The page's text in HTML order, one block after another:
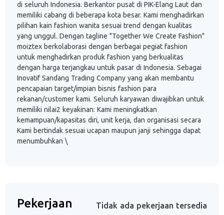
di seluruh Indonesia. Berkantor pusat di PIK-Elang Laut dan
memiliki cabang di beberapa kota besar. Kami menghadirkan
pilihan kain fashion wanita sesuai trend dengan kualitas
yang unggul. Dengan tagline "Together We Create Fashion"
moiztex berkolaborasi dengan berbagai pegiat fashion
untuk menghadirkan produk fashion yang berkualitas
dengan harga terjangkau untuk pasar di Indonesia. Sebagai
Inovatif Sandang Trading Company yang akan membantu
pencapaian target/impian bisnis fashion para
rekanan/customer kami. Seluruh karyawan diwajibkan untuk
memiliki nilai2 keyakinan: Kami meningkatkan
kemampuan/kapasitas diri, unit kerja, dan organisasi secara
Kami bertindak sesuai ucapan maupun janji sehingga dapat
menumbuhkan \
Pekerjaan Tidak ada pekerjaan tersedia